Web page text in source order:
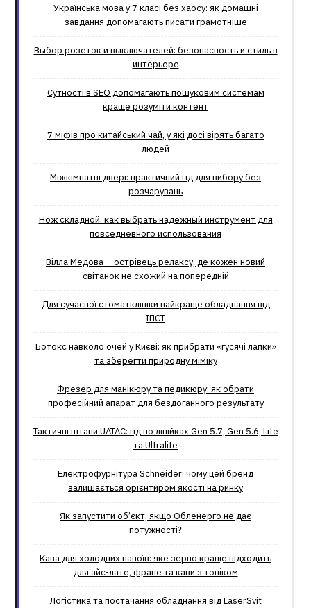
Українська мова у 7 класі без хаосу: як домашні
завдання допомагають писати грамотніше
Выбор розеток и выключателей: безопасность и стиль в
интерьере
Сутності в SEO допомагають пошуковим системам
краще розуміти контент
7 міфів про китайський чай, у які досі вірять багато
людей
Міжкімнатні двері: практичний гід для вибору без
розчарувань
Нож складной: как выбрать надёжный инструмент для
повседневного использования
Вілла Медова – острівець релаксу, де кожен новий
світанок не схожий на попередній
Для сучасної стоматклініки найкраще обладнання від
ІПСТ
Ботокс навколо очей у Києві: як прибрати «гусячі лапки»
та зберегти природну міміку
Фрезер для манікюру та педикюру: як обрати
професійний апарат для бездоганного результату
Тактичні штани UATAC: гід по лінійках Gen 5.7, Gen 5.6, Lite
та Ultralite
Електрофурнітура Schneider: чому цей бренд
залишається орієнтиром якості на ринку
Як запустити об’єкт, якщо Обленерго не дає
потужності?
Кава для холодних напоїв: яке зерно краще підходить
для айс-лате, фрапе та кави з тоніком
Логістика та постачання обладнання від LaserSvit